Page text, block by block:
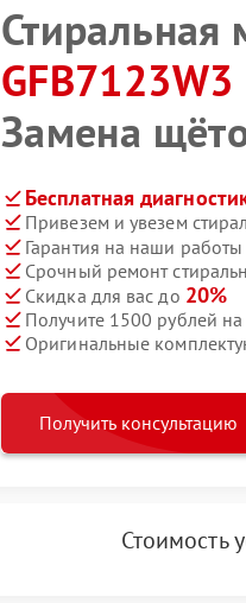
GFB7123W3
Замена
Бесплатная
Привезем и увезем
Гарантия на наши
Срочный ремонт
Скидка для вас до 20%
Получите 1500 рублей
Оригинальные
Получить консультацию
Стоимость